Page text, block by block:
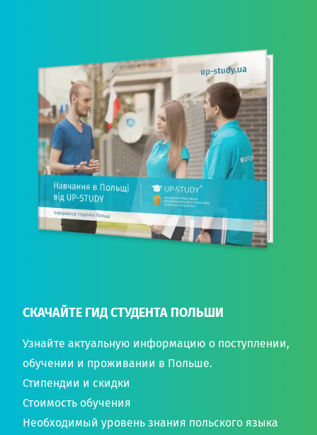
СКАЧАЙТЕ ГИД СТУДЕНТА ПОЛЬШИ
Узнайте актуальную информацию о поступлении,
обучении и проживании в Польше.
Стипендии и скидки
Стоимость обучения
Необходимый уровень знания польского языка